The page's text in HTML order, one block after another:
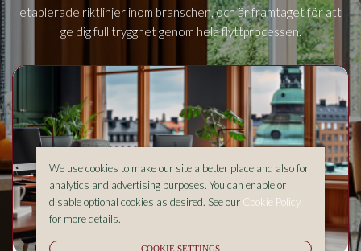
etablerade riktlinjer inom branschen, och är framtaget för att
ge dig full trygghet genom hela flyttprocessen.
We use cookies to make our site a better place and also for
analytics and advertising purposes. You can enable or
disable optional cookies as desired. See our Cookie Policy
for more details.
COOKIE SETTINGS